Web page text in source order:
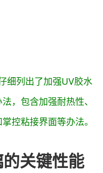
细列出了加强UV胶水
法， 包含加强耐热性、
掌控粘接界面等办法。
关键性能